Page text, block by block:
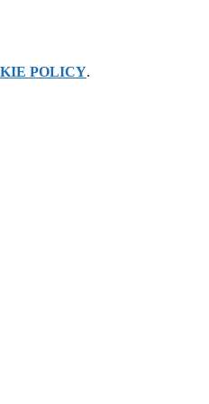
POLICY.